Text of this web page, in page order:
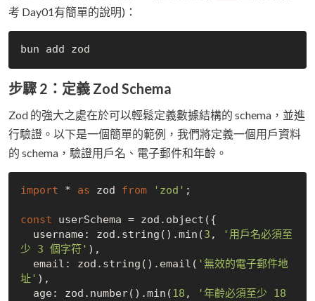
考 Day01有簡單的說明)：
步驟 2：定義 Zod Schema
Zod 的強大之處在於可以輕鬆定義數據結構的 schema，並進
行驗證。以下是一個簡單的範例，我們將定義一個用戶資料
的 schema，驗證用戶名、電子郵件和年齡。
import * as zod from 'zod' ;
const userSchema = zod.object({
  username: zod.string().min(
3 ,
'用戶名必須至
少 3 個字符' ),
  email: zod.string().email(
'無效的電子郵件地
址' ),
  age: zod.number().min(
18 ,
'年齡必須至少 18